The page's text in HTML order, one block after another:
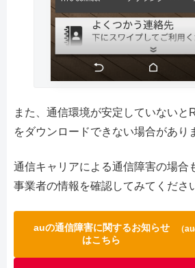
また、通信環境が安定していないと
をダウンロードできない場合があり
通信キャリアによる通信障害の場合
事業者の情報を確認してみてくださ
auの通信障害に関するお知らせ
はこちら
（